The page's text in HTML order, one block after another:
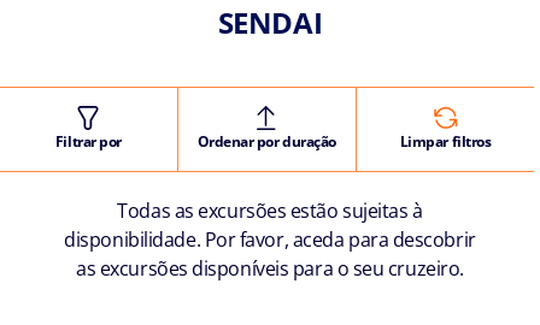
SENDAI
Filtrar por Ordenar por duração Limpar filtros
Todas as excursões estão sujeitas à
disponibilidade. Por favor, aceda para descobrir
as excursões disponíveis para o seu cruzeiro.